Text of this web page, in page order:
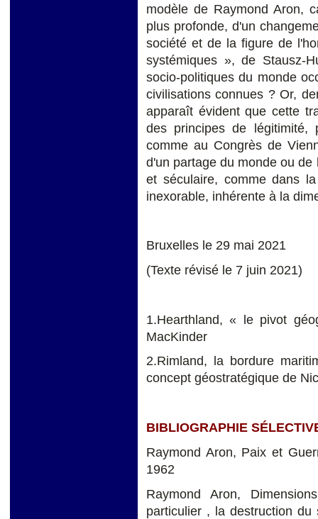
modèle de Raymond Aron,
plus profonde, d'un
société et de la figure de
systémiques », de Stausz-
socio-politiques du monde
civilisations connues ? Or,
apparaît évident que cette
des principes de légitimité,
comme au Congrès de
d'un partage du monde ou
et séculaire, comme dans
inexorable, inhérente à la
Bruxelles le 29 mai 2021
(Texte révisé le 7 juin 2021)
1.Hearthland, « le pivot
MacKinder
2.Rimland, la bordure
concept géostratégique de
BIBLIOGRAPHIE
Raymond Aron, Paix et
1962
Raymond Aron,
particulier , la destruction du